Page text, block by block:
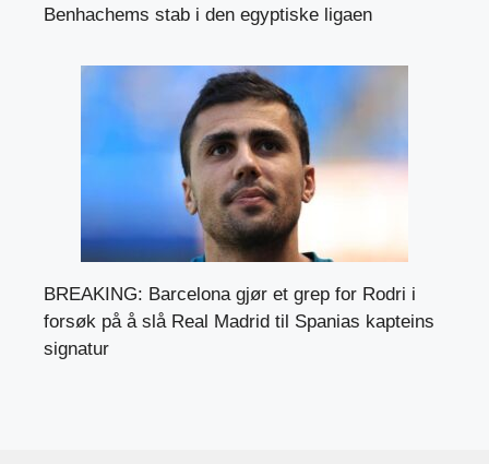
Benhachems stab i den egyptiske ligaen
BREAKING: Barcelona gjør et grep for Rodri i
forsøk på å slå Real Madrid til Spanias kapteins
signatur